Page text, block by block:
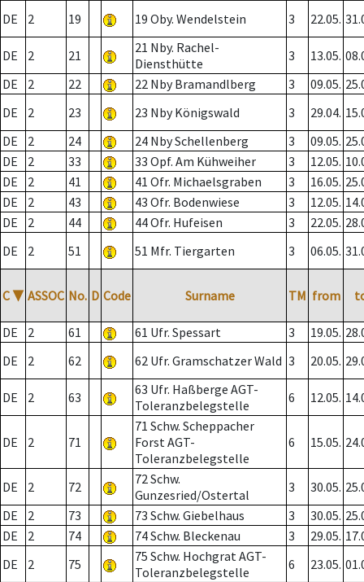
DE
2 19 19 Oby. Wendelstein 3 22.05.
DE 2 21
21 Nby. Rachel-
Diensthütte
3 13.05.
DE
2 22 22 Nby Bramandlberg 3 09.05.
DE
2 23 23 Nby Königswald 3 29.04.
DE
2 24 24 Nby Schellenberg 3 09.05.
DE
2 33 33 Opf. Am Kühweiher 3 12.05.
DE
2 41 41 Ofr. Michaelsgraben 3 16.05.
DE
2 43 43 Ofr. Bodenwiese 3 12.05.
DE
2 44 44 Ofr. Hufeisen 3 22.05.
DE
2 51 51 Mfr. Tiergarten 3 06.05.
C ▼ ASSOC No. D Code Surname TM from
DE 2 61 61 Ufr. Spessart 3 19.05.
DE
2 62 62 Ufr. Gramschatzer Wald 3 20.05.
DE 2 63
63 Ufr. Haßberge AGT-
Toleranzbelegstelle
6 12.05.
DE 2 71
71 Schw. Scheppacher
Forst AGT-
Toleranzbelegstelle
6 15.05.
DE 2 72
72 Schw.
Gunzesried/Ostertal
3 30.05.
DE
2 73 73 Schw. Giebelhaus 3 30.05.
DE
2 74 74 Schw. Bleckenau 3 29.05.
DE
2 75
75 Schw. Hochgrat AGT-
Toleranzbelegstelle
6 23.05.